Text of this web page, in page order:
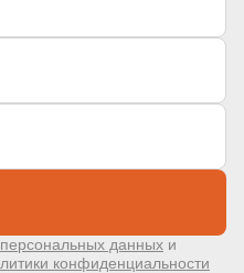
данных и
конфиденциальности